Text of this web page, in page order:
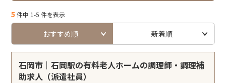
5件中 1-5 件を表示
おすすめ順 新着順
石岡市｜石岡駅の有料老人ホームの調理師・調理補
助求人（派遣社員）